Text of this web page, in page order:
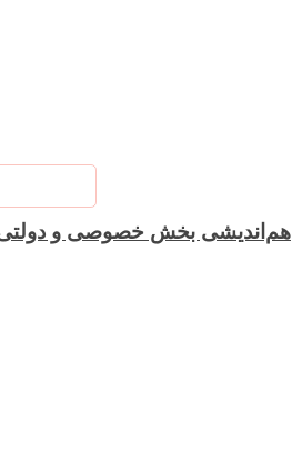
هم‌اندیشی بخش خصوصی و دولتی